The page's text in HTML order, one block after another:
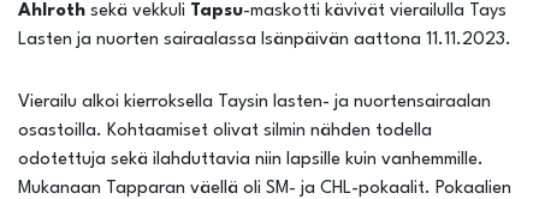
Ahlroth sekä vekkuli Tapsu-maskotti kävivät vierailulla Tays
Lasten ja nuorten sairaalassa Isänpäivän aattona 11.11.2023.
Vierailu alkoi kierroksella Taysin lasten- ja nuortensairaalan
osastoilla. Kohtaamiset olivat silmin nähden todella
odotettuja sekä ilahduttavia niin lapsille kuin vanhemmille.
Mukanaan Tapparan väellä oli SM- ja CHL-pokaalit. Pokaalien